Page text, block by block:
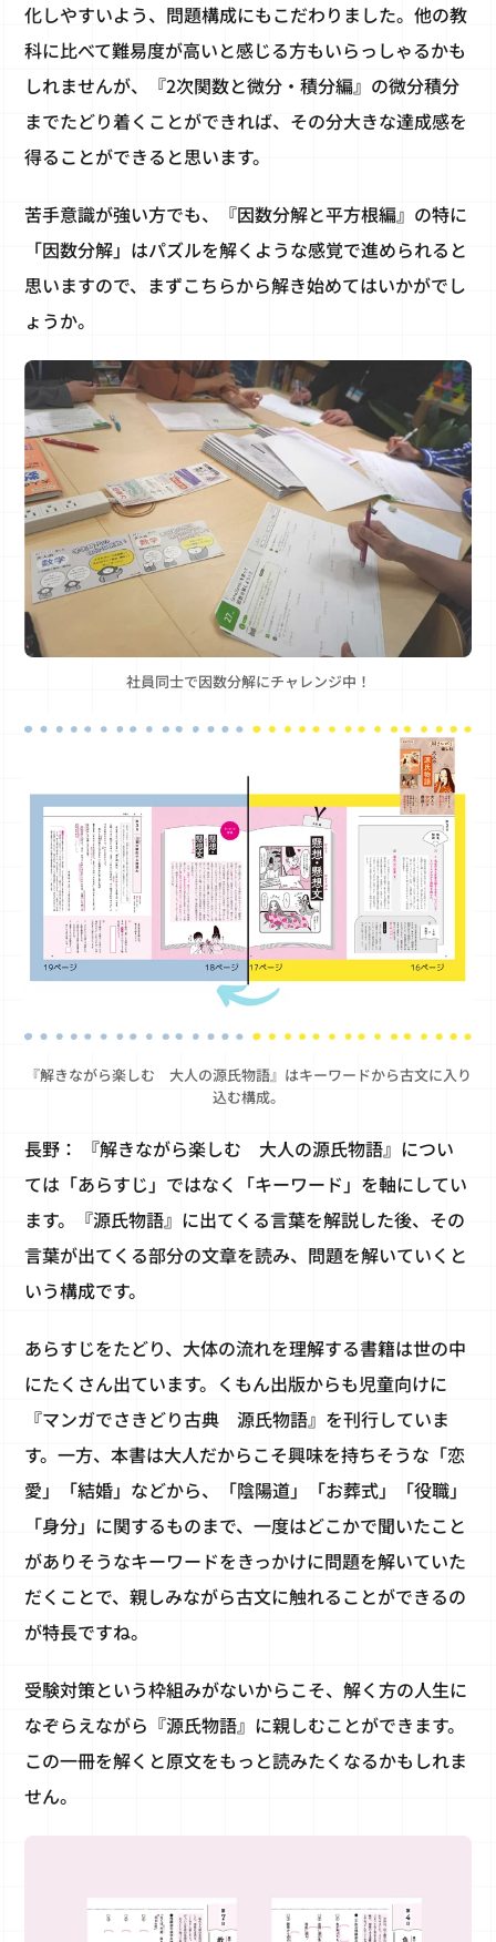
化しやすいよう、問題構成にもこだわりました。他の教
科に比べて難易度が高いと感じる方もいらっしゃるかも
しれませんが、『2次関数と微分・積分編』の微分積分
までたどり着くことができれば、その分大きな達成感を
得ることができると思います。
苦手意識が強い方でも、『因数分解と平方根編』の特に
「因数分解」はパズルを解くような感覚で進められると
思いますので、まずこちらから解き始めてはいかがでし
ょうか。
社員同士で因数分解にチャレンジ中！
『解きながら楽しむ 大人の源氏物語』はキーワードから古文に入り
込む構成。
長野： 『解きながら楽しむ 大人の源氏物語』につい
ては「あらすじ」ではなく「キーワード」を軸にしてい
ます。『源氏物語』に出てくる言葉を解説した後、その
言葉が出てくる部分の文章を読み、問題を解いていくと
いう構成です。
あらすじをたどり、大体の流れを理解する書籍は世の中
にたくさん出ています。くもん出版からも児童向けに
『マンガでさきどり古典 源氏物語』を刊行していま
す。一方、本書は大人だからこそ興味を持ちそうな「恋
愛」「結婚」などから、「陰陽道」「お葬式」「役職」
「身分」に関するものまで、一度はどこかで聞いたこと
がありそうなキーワードをきっかけに問題を解いていた
だくことで、親しみながら古文に触れることができるの
が特長ですね。
受験対策という枠組みがないからこそ、解く方の人生に
なぞらえながら『源氏物語』に親しむことができます。
この一冊を解くと原文をもっと読みたくなるかもしれま
せん。